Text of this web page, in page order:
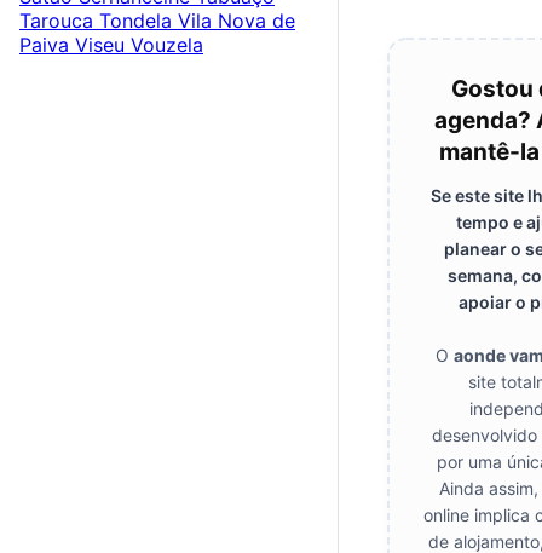
Gostou
agenda?
mantê-
Se este site
tempo e
planear o
semana,
apoiar o
O aonde
site
desenvolvido
por uma
Ainda
online implica
de
Tarouca Tondela Vila Nova de
Paiva Viseu Vouzela